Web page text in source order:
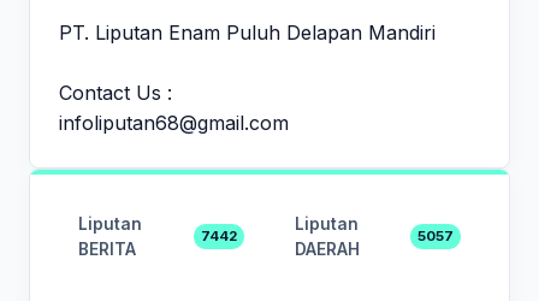
PT. Liputan Enam Puluh Delapan Mandiri
Contact Us :
infoliputan68@gmail.com
Liputan
BERITA
7442
Liputan
DAERAH
5057